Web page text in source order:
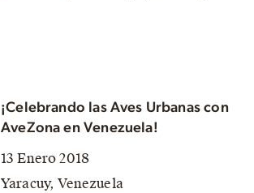
¡Celebrando las Aves Urbanas con
AveZona en Venezuela!
13 Enero 2018
Yaracuy, Venezuela